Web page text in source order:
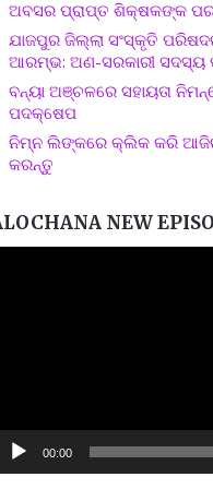
ଅବସର ପ୍ରାପ୍ତ ଶିକ୍ଷକଙ୍କ
ଯାଜପୁର ଜିଲ୍ଲା ସଂସ୍କୃତି
ଆରମ୍ଭ: ଅଣ-ସରକାରୀ ସଦସ୍ୟ
ବନ୍ୟା ଅଞ୍ଚଳରେ ସହାୟତା
ପଦକ୍ଷେପ
ନିମ୍ନ ଲିଙ୍କରେ କ୍ଲିକ କରି
କରନ୍ତୁ
NEW
00:00